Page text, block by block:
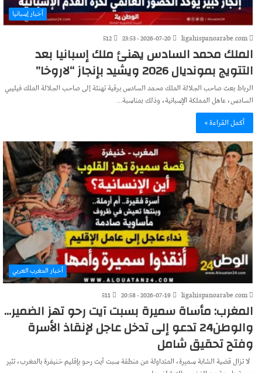
أخبار إسبانيا
ligahispanoarabe.com
2026-07-20 - 23:53
512
الملك محمد السادس يهنئ ملك إسبانيا بعد
التتويج بمونديال 2026 ويشيد بإنجاز “لاروخا”
الرباط بعث صاحب الجلالة الملك محمد السادس برقية تهنئة إلى صاحب الجلالة الملك فيليبي
السادس، عاهل المملكة الإسبانية، وذلك بمناسبة…
أكمل القراءة »
أخبار المغرب العربي
ligahispanoarabe.com
2026-07-19 - 20:58
511
المغرب: مأساة سميرة بسبت آيت رحو تهز الضمير…
والوطن24 تدعو إلى تدخل عاجل لإنقاذ الأسرة
وفتح تحقيق شامل
لا تزال قضية الشابة سميرة، المتداولة من منطقة سبت آيت رحو بإقليم خنيفرة بالمغرب، تثير